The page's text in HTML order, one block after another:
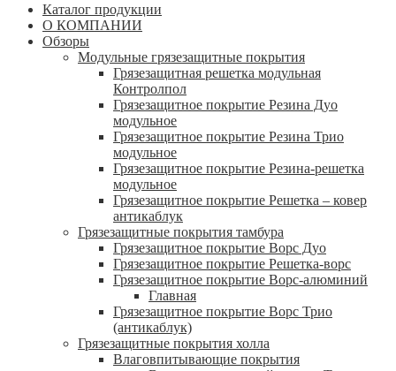
Каталог продукции
О КОМПАНИИ
Обзоры
Модульные грязезащитные покрытия
Грязезащитная решетка модульная
Контролпол
Грязезащитное покрытие Резина Дуо
модульное
Грязезащитное покрытие Резина Трио
модульное
Грязезащитное покрытие Резина-решетка
модульное
Грязезащитное покрытие Решетка – ковер
антикаблук
Грязезащитные покрытия тамбура
Грязезащитное покрытие Ворс Дуо
Грязезащитное покрытие Решетка-ворс
Грязезащитное покрытие Ворс-алюминий
Главная
Грязезащитное покрытие Ворс Трио
(антикаблук)
Грязезащитные покрытия холла
Влаговпитывающие покрытия